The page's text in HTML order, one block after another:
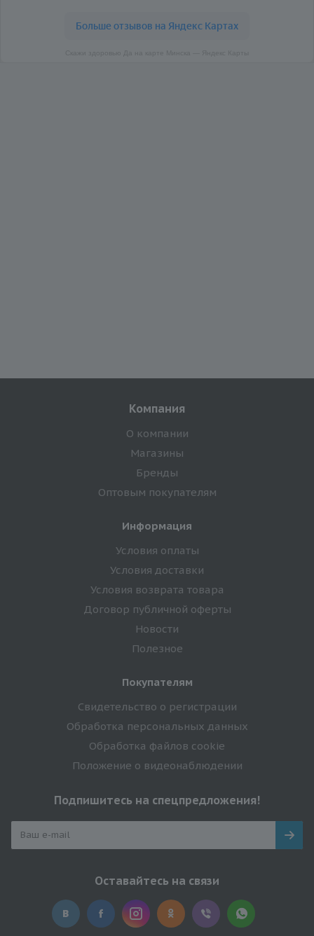
Компания
О компании
Магазины
Бренды
Оптовым покупателям
Информация
Условия оплаты
Условия доставки
Условия возврата товара
Договор публичной оферты
Новости
Полезное
Покупателям
Свидетельство о регистрации
Обработка персональных данных
Обработка файлов cookie
Положение о видеонаблюдении
Подпишитесь на спецпредложения!
Оставайтесь на связи